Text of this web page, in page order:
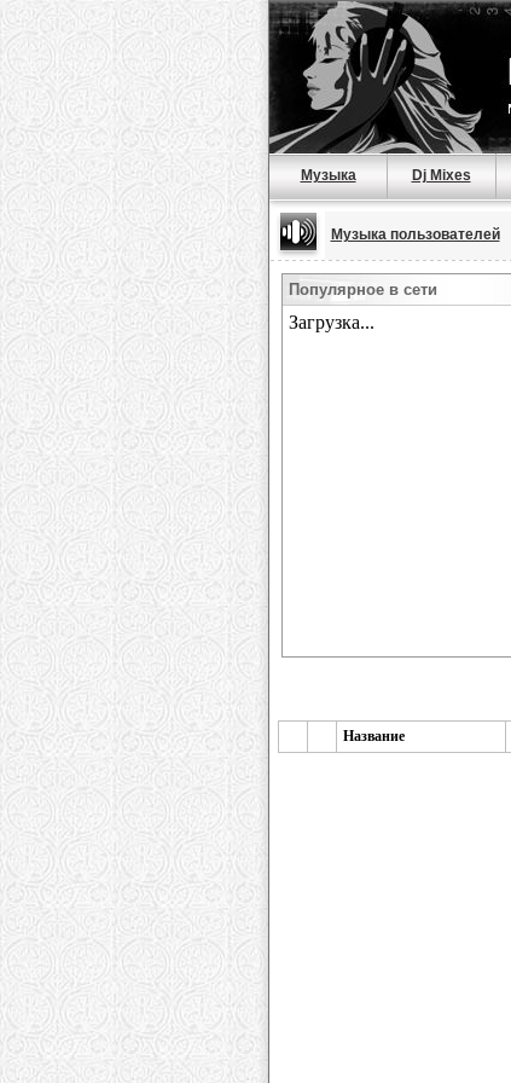
Музыка Dj Mixes
Музыка пользователей
Популярное в сети
Название